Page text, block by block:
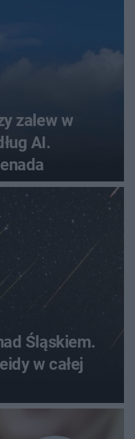
zalew w
AI.
Śląskiem.
w całej